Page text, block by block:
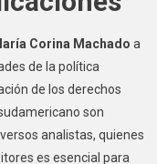
Corina Machado a
de la política
de los derechos
son
analistas, quienes
es esencial para